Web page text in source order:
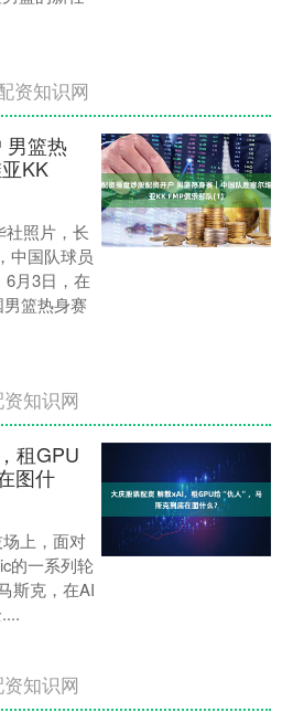
资知识网
男篮热
KK
社照片，长
中国队球员
月3日，在
篮热身赛
知识网
租GPU
图什
上，面对
的一系列轮
斯克，在AI
知识网